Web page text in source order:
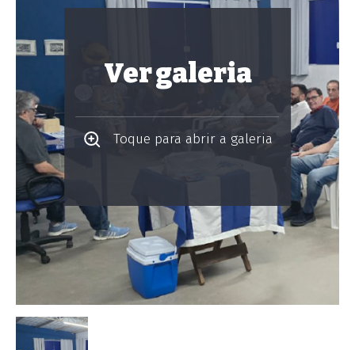
Ver galeria
Toque para abrir a galeria